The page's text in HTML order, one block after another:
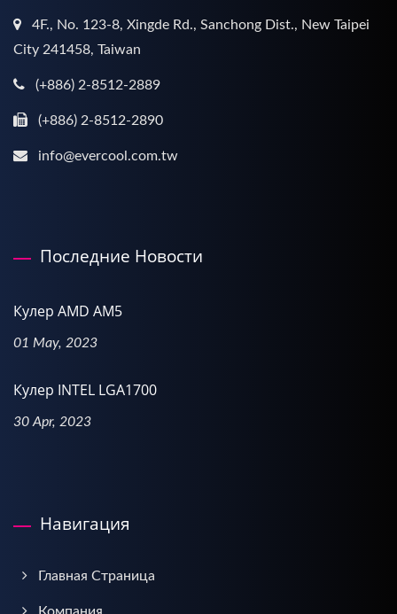
4F., No. 123-8, Xingde Rd., Sanchong Dist., New Taipei
City 241458, Taiwan
(+886) 2-8512-2889
(+886) 2-8512-2890
info@evercool.com.tw
Последние Новости
Кулер AMD AM5
01 May, 2023
Кулер INTEL LGA1700
30 Apr, 2023
Навигация
Главная Страница